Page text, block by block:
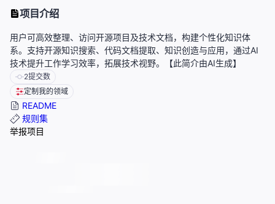
项目介绍
用户可高效整理、访问开源项目及技术文档，构建个性化知识体
系。支持开源知识搜索、代码文档提取、知识创造与应用，通过AI
技术提升工作学习效率，拓展技术视野。【此简介由AI生成】
2提交数
定制我的领域
README
规则集
举报项目